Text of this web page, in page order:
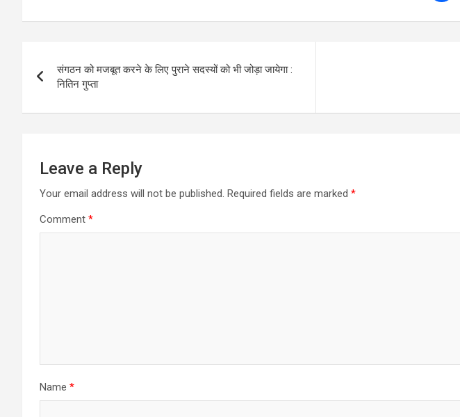
navigation
संगठन को मजबूत करने के लिए पुराने सदस्यों को भी जोड़ा जायेगा :
नितिन गुप्ता
Leave a Reply
Your email address will not be published. Required fields are marked *
Comment *
Name *